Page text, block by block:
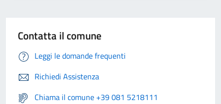
Contatta il comune
Leggi le domande frequenti
Richiedi Assistenza
Chiama il comune +39 081 5218111